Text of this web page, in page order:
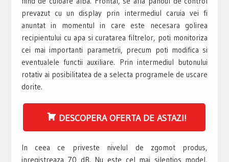
prevazut cu un display prin intermediul caruia vei fi
anuntat in momentul in care este necesara golirea
recipientului cu apa si curatarea filtrelor, poti monitoriza
cei mai importanti parametrii, precum poti modifica si
eventualele functii auxiliare. Prin intermediul butonului
rotativ ai posibilitatea de a selecta programele de uscare
dorite.
DESCOPERA OFERTA DE ASTAZI!
In ceea ce priveste nivelul de zgomot produs,
inregistreaza 70 dB. Nu este cel mai silentios model,